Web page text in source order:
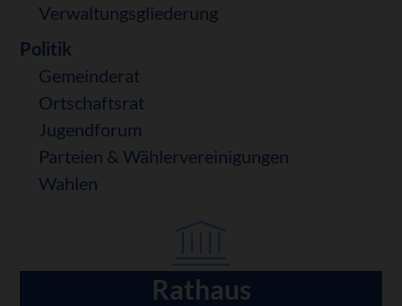
Verwaltungsgliederung
Politik
Gemeinderat
Ortschaftsrat
Jugendforum
Parteien & Wählervereinigungen
Wahlen
Rathaus